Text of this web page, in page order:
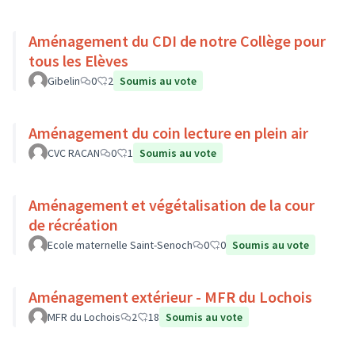
Aménagement du CDI de notre Collège pour
tous les Elèves
Gibelin 0 2 Soumis au vote
Aménagement du coin lecture en plein air
CVC RACAN 0 1 Soumis au vote
Aménagement et végétalisation de la cour
de récréation
Ecole maternelle Saint-Senoch 0 0 Soumis au vote
Aménagement extérieur - MFR du Lochois
MFR du Lochois 2 18 Soumis au vote